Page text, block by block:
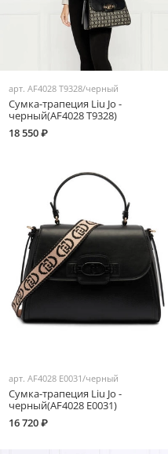
арт.AF4028 T9328/черный
Сумка-трапеция Liu Jo -
черный(AF4028 T9328)
18 550 ₽
арт.AF4028 E0031/черный
Сумка-трапеция Liu Jo -
черный(AF4028 E0031)
16 720 ₽